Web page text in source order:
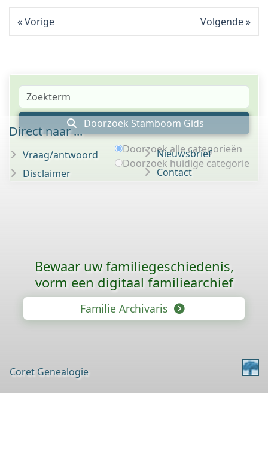
Vorige Volgende
Doorzoek Stamboom Gids
Doorzoek alle categorieën
Doorzoek huidige categorie
Direct naar ...
Vraag/antwoord
Disclaimer
Nieuwsbrief
Contact
Bewaar uw familie­geschiedenis,
vorm een digitaal familiearchief
Familie Archivaris
Coret Genealogie